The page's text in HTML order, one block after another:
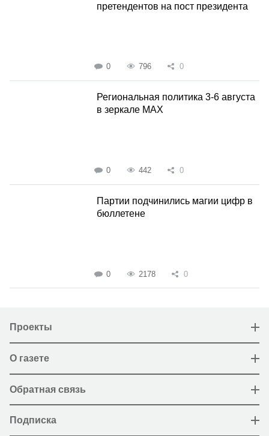
претендентов на пост президента
0 796 0
Региональная политика 3-6 августа
в зеркале MAX
0 442 0
Партии подчинились магии цифр в
бюллетене
0 2178 0
Проекты
О газете
Обратная связь
Подписка